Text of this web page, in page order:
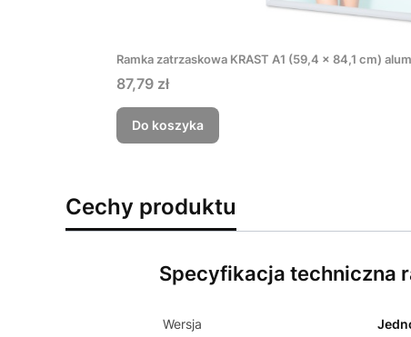
Ramka zatrzaskowa KRAST A1 (59,4 x 84,1 cm)
Cena
87,79 zł
Do koszyka
Cechy produktu
Specyfikacja techniczna
Wersja